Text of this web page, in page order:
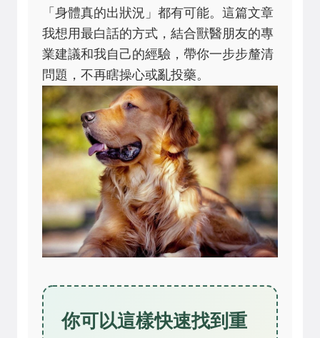
「身體真的出狀況」都有可能。這篇文章
我想用最白話的方式，結合獸醫朋友的專
業建議和我自己的經驗，帶你一步步釐清
問題，不再瞎操心或亂投藥。
你可以這樣快速找到重